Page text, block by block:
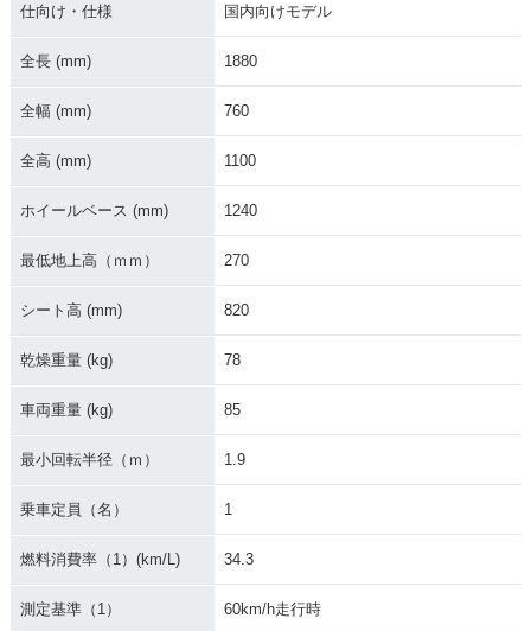
仕向け・仕様 国内向けモデル
全長 (mm) 1880
全幅 (mm) 760
全高 (mm) 1100
ホイールベース (mm) 1240
最低地上高（ｍｍ） 270
シート高 (mm) 820
乾燥重量 (kg) 78
車両重量 (kg) 85
最小回転半径（ｍ） 1.9
乗車定員（名） 1
燃料消費率（1）(km/L) 34.3
測定基準（1） 60km/h走行時